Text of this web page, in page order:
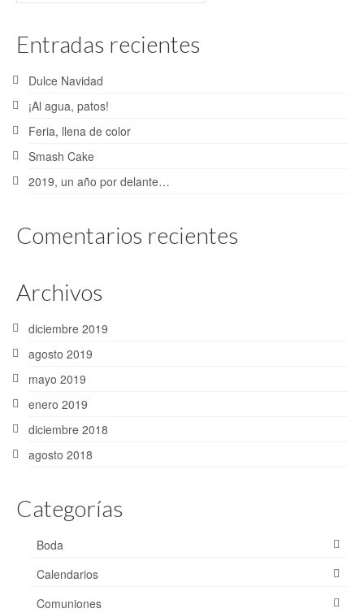
Entradas recientes
Dulce Navidad
¡Al agua, patos!
Feria, llena de color
Smash Cake
2019, un año por delante…
Comentarios recientes
Archivos
diciembre 2019
agosto 2019
mayo 2019
enero 2019
diciembre 2018
agosto 2018
Categorías
Boda
Calendarios
Comuniones